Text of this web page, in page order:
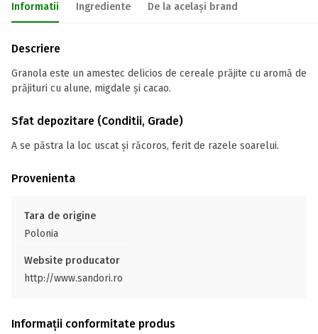
Informatii Ingrediente De la același brand
Descriere
Granola este un amestec delicios de cereale prăjite cu aromă de
prăjituri cu alune, migdale și cacao.
Sfat depozitare (Conditii, Grade)
A se păstra la loc uscat și răcoros, ferit de razele soarelui.
Provenienta
Tara de origine
Polonia
Website producator
http://www.sandori.ro
Informații conformitate produs